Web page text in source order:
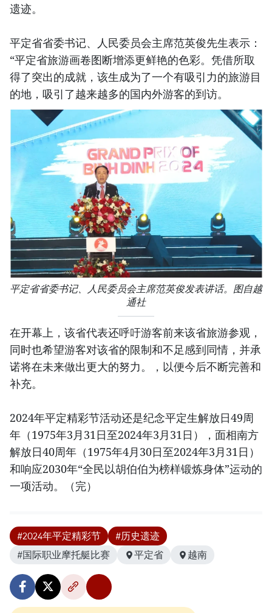
遗迹。
平定省省委书记、人民委员会主席范英俊先生表示：
“平定省旅游画卷图断增添更鲜艳的色彩。凭借所取
得了突出的成就，该生成为了一个有吸引力的旅游目
的地，吸引了越来越多的国内外游客的到访。
平定省省委书记、人民委员会主席范英俊发表讲话。图自越
通社
在开幕上，该省代表还呼吁游客前来该省旅游参观，
同时也希望游客对该省的限制和不足感到同情，并承
诺将在未来做出更大的努力。，以便今后不断完善和
补充。
2024年平定精彩节活动还是纪念平定生解放日49周
年（1975年3月31日至2024年3月31日），面相南方
解放日40周年（1975年4月30日至2024年3月31日）
和响应2030年“全民以胡伯伯为榜样锻炼身体”运动的
一项活动。（完）
#2024年平定精彩节
#历史遗迹
#国际职业摩托艇比赛
平定省 越南